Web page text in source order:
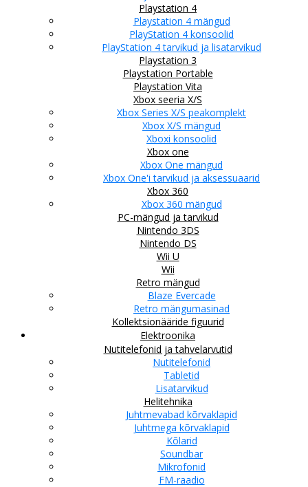
Playstation 4
Playstation 4 mängud
PlayStation 4 konsoolid
PlayStation 4 tarvikud ja lisatarvikud
Playstation 3
Playstation Portable
Playstation Vita
Xbox seeria X/S
Xbox Series X/S peakomplekt
Xbox X/S mängud
Xboxi konsoolid
Xbox one
Xbox One mängud
Xbox One'i tarvikud ja aksessuaarid
Xbox 360
Xbox 360 mängud
PC-mängud ja tarvikud
Nintendo 3DS
Nintendo DS
Wii U
Wii
Retro mängud
Blaze Evercade
Retro mängumasinad
Kollektsionääride figuurid
Elektroonika
Nutitelefonid ja tahvelarvutid
Nutitelefonid
Tabletid
Lisatarvikud
Helitehnika
Juhtmevabad kõrvaklapid
Juhtmega kõrvaklapid
Kõlarid
Soundbar
Mikrofonid
FM-raadio